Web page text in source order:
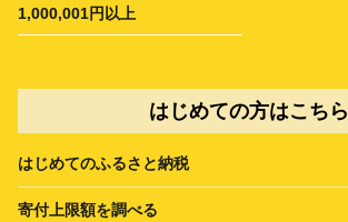
1,000,001円以上
はじめての方はこちら
はじめてのふるさと納税
寄付上限額を調べる